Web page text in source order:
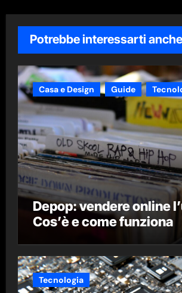
Potrebbe interessarti anche
Casa e Design Guide
Depop: vendere online
Cos’è e come funziona
Tecnologia